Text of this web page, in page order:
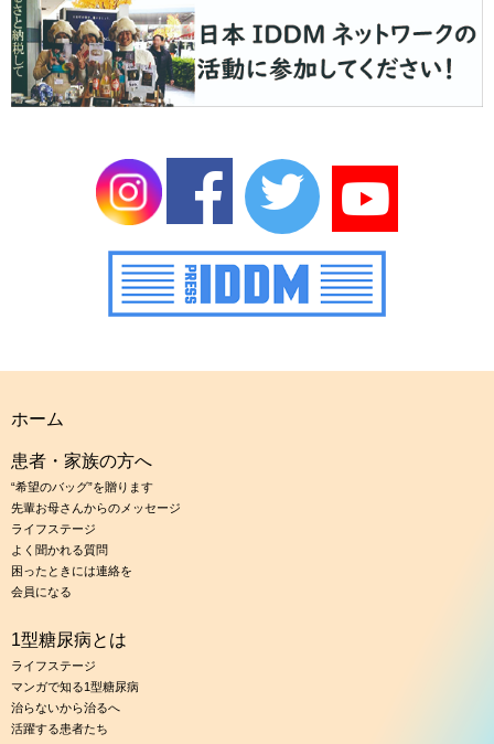
ホーム
患者・家族の方へ
“希望のバッグ”を贈ります
先輩お母さんからのメッセージ
ライフステージ
よく聞かれる質問
困ったときには連絡を
会員になる
1型糖尿病とは
ライフステージ
マンガで知る1型糖尿病
治らないから治るへ
活躍する患者たち